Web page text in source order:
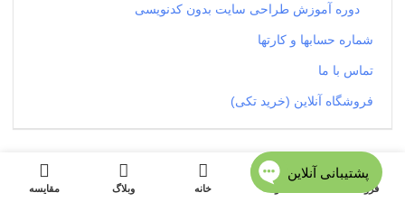
دوره آموزش طراحی سایت بدون کدنویسی
شماره حسابها و کارتها
تماس با ما
فروشگاه آنلاین (خرید تکی)
گروه بندی محصولاتفروشگاه خانه وبلاگ مقایسه